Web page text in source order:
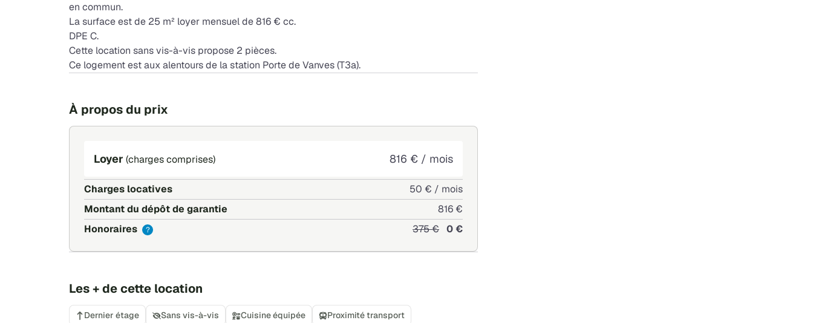
en commun.
La surface est de 25 m² loyer mensuel de 816 € cc.
DPE C.
Cette location sans vis-à-vis propose 2 pièces.
Ce logement est aux alentours de la station Porte de Vanves (T3a).
À propos du prix
Loyer (charges comprises) 816 € / mois
Charges locatives
50 € / mois
Montant du dépôt de garantie
816 €
Honoraires
? 375 € 0 €
Les + de cette location
Dernier étage Sans vis-à-vis Cuisine équipée
Proximité transport